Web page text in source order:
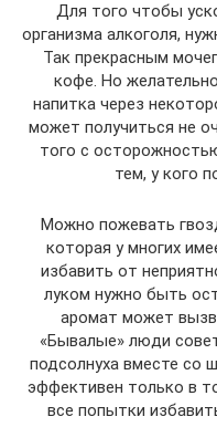
Для того чтобы
организма алкоголя,
Так прекрасным
кофе. Но
напитка через
может получиться не
того с
тем, у кого
Можно пожевать
которая у многих
избавить от
луком нужно быть
аромат может
«Бывалые» люди
подсолнуха вместе со
эффективен только в
все попытки